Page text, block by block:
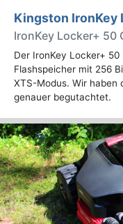
Kingston IronKey
IronKey Locker+ 50
Der IronKey Locker+
Flashspeicher mit 256
XTS-Modus. Wir haben
genauer begutachtet.